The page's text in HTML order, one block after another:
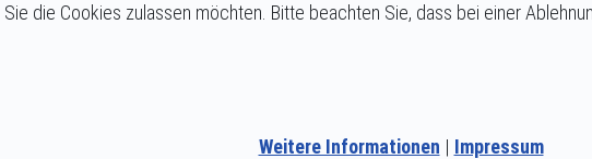
die Cookies zulassen möchten. Bitte beachten Sie, dass bei einer
Weitere Informationen | Impressum